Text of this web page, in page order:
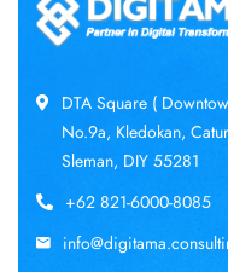
DTA Square (
No.9a, Kledokan,
Sleman, DIY 55281
+62 821-6000-8085